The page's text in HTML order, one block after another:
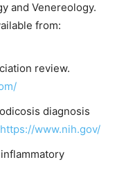
and Venereology.
from:
review.
diagnosis
https://www.nih.gov/